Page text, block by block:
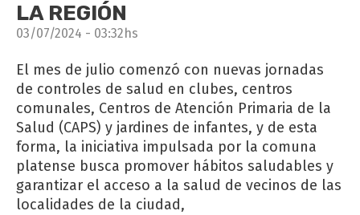
LA REGIÓN
03/07/2024 - 03:32hs
El mes de julio comenzó con nuevas jornadas
de controles de salud en clubes, centros
comunales, Centros de Atención Primaria de la
Salud (CAPS) y jardines de infantes, y de esta
forma, la iniciativa impulsada por la comuna
platense busca promover hábitos saludables y
garantizar el acceso a la salud de vecinos de las
localidades de la ciudad,